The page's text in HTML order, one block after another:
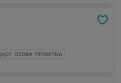
OSOBA PRYWATNA